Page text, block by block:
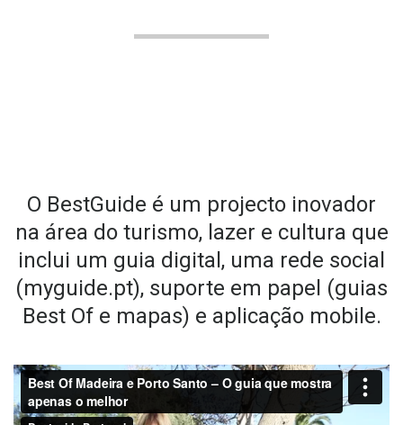
O BestGuide é um projecto inovador
na área do turismo, lazer e cultura que
inclui um guia digital, uma rede social
(myguide.pt), suporte em papel (guias
Best Of e mapas) e aplicação mobile.